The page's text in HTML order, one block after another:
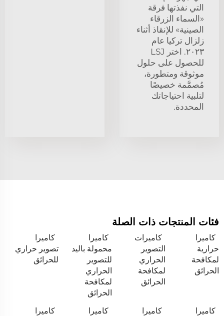
التي نفذتها فرقة
«السماء الزرقاء
الصينية» للإنقاذ أثناء
زلزال تركيا عام
٢٠٢٣. اختر LSJ
للحصول على حلول
موثوقة ومتطورة،
مُصمَّمة خصيصًا
لتلبية احتياجاتك
المحددة.
فئات المنتجات ذات الصلة
كاميرا
حرارية
لمكافحة
الحرائق
كاميرات
التصوير
الحراري
لمكافحة
الحرائق
كاميرا
محمولة باليد
للتصوير
الحراري
لمكافحة
الحرائق
كاميرا
تصوير حراري
للحرائق
كاميرا
كاميرا
كاميرا
كاميرا